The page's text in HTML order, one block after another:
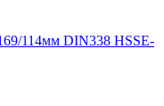
114мм DIN338 HSSE-